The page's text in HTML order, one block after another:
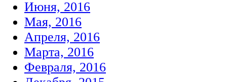
Июня, 2016
Мая, 2016
Апреля, 2016
Марта, 2016
Февраля, 2016